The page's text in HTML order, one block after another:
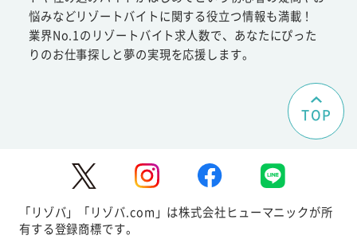
悩みなどリゾートバイトに関する役立つ情報も満載！
業界No.1のリゾートバイト求人数で、あなたにぴった
りのお仕事探しと夢の実現を応援します。
TOP
「リゾバ」「リゾバ.com」は株式会社ヒューマニックが所
有する登録商標です。